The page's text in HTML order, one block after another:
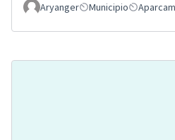
Aryanger Municipio